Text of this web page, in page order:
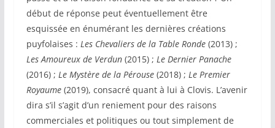
début de réponse peut éventuellement être
esquissée en énumérant les dernières créations
puyfolaises : Les Chevaliers de la Table Ronde(2013) ;
Les Amoureux de Verdun(2015) ; Le Dernier Panache
(2016) ; Le Mystère de la Pérouse(2018) ; Le Premier
Royaume (2019), consacré quant à lui à Clovis. L’avenir
dira s’il s’agit d’un reniement pour des raisons
commerciales et politiques ou tout simplement de